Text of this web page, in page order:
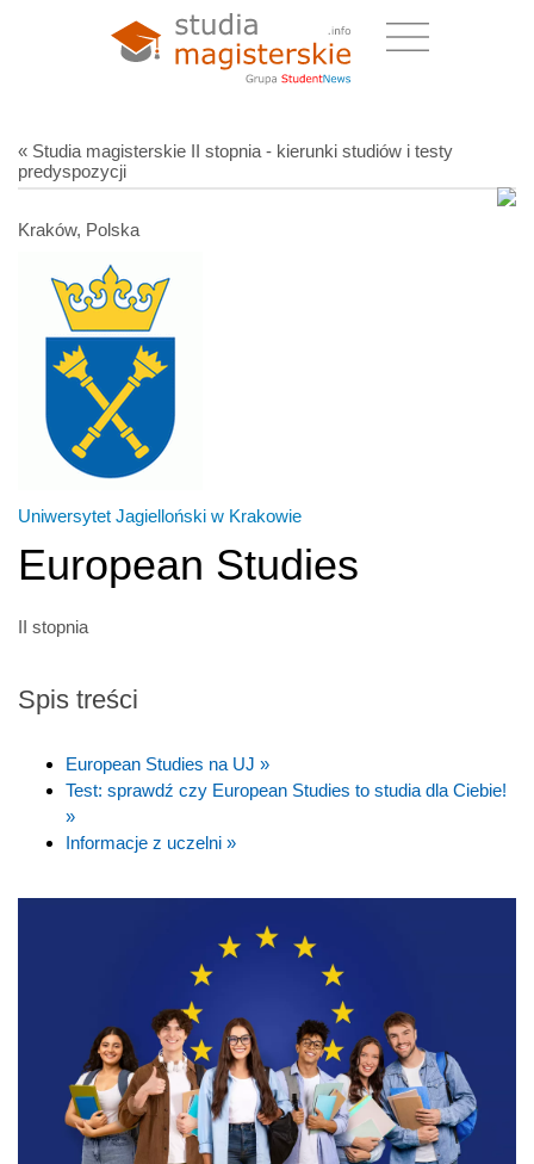
« Studia magisterskie II stopnia - kierunki studiów i testy
predyspozycji
Kraków, Polska
Uniwersytet Jagielloński w Krakowie
European Studies
II stopnia
Spis treści
European Studies na UJ »
Test: sprawdź czy European Studies to studia dla Ciebie!
»
Informacje z uczelni »